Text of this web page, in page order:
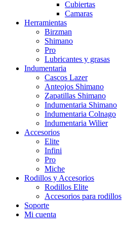
Cubiertas
Camaras
Herramientas
Birzman
Shimano
Pro
Lubricantes y grasas
Indumentaria
Cascos Lazer
Anteojos Shimano
Zapatillas Shimano
Indumentaria Shimano
Indumentaria Colnago
Indumentaria Wilier
Accesorios
Elite
Infini
Pro
Miche
Rodillos y Accesorios
Rodillos Elite
Accesorios para rodillos
Soporte
Mi cuenta